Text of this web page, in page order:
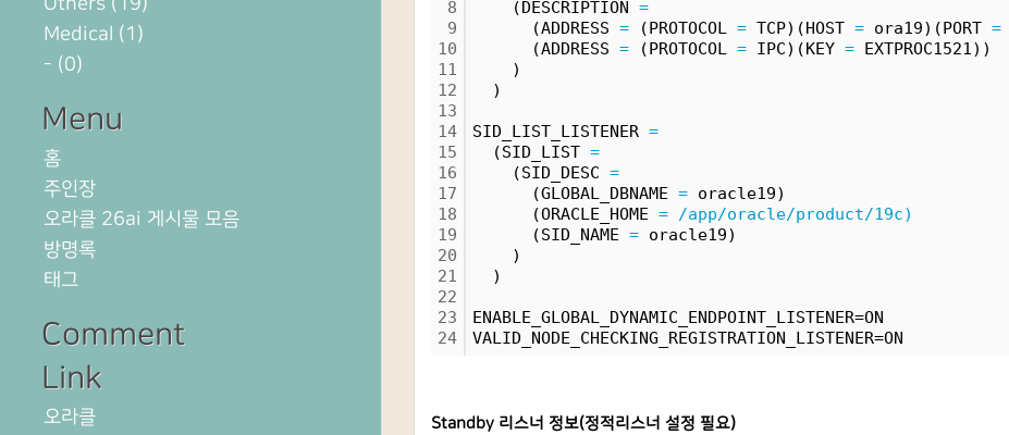
Medical (1)
- (0)
Menu
홈
주인장
오라클 26ai 게시물 모음
방명록
태그
Comment
Link
오라클
8
9
10
11
12
13
14
15
16
17
18
19
20
21
22
23
24
(DESCRIPTION =
(ADDRESS = (PROTOCOL = TCP)(HOST = ora19)(PORT =
(ADDRESS = (PROTOCOL = IPC)(KEY = EXTPROC1521))
)
)
SID_LIST_LISTENER =
(SID_LIST =
(SID_DESC =
(GLOBAL_DBNAME = oracle19)
(ORACLE_HOME = /app/oracle/product/19c)
(SID_NAME = oracle19)
)
)
ENABLE_GLOBAL_DYNAMIC_ENDPOINT_LISTENER=ON
VALID_NODE_CHECKING_REGISTRATION_LISTENER=ON
Standby 리스너 정보(정적리스너 설정 필요)